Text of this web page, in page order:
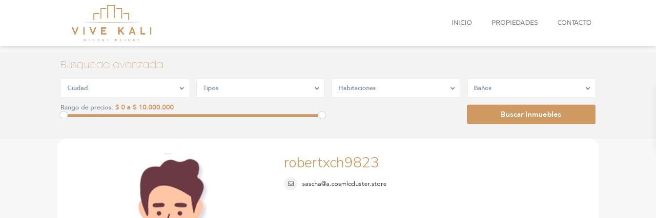
INICIO PROPIEDADES CONTACTO
Búsqueda avanzada
Ciudad Tipos Habitaciones Baños
Rango de precios: $ 0 a $ 10.000.000
robertxch9823
sascha@a.cosmiccluster.store